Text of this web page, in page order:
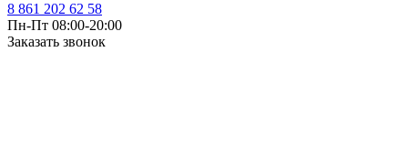
8 861 202 62 58
Пн-Пт 08:00-20:00
Заказать звонок